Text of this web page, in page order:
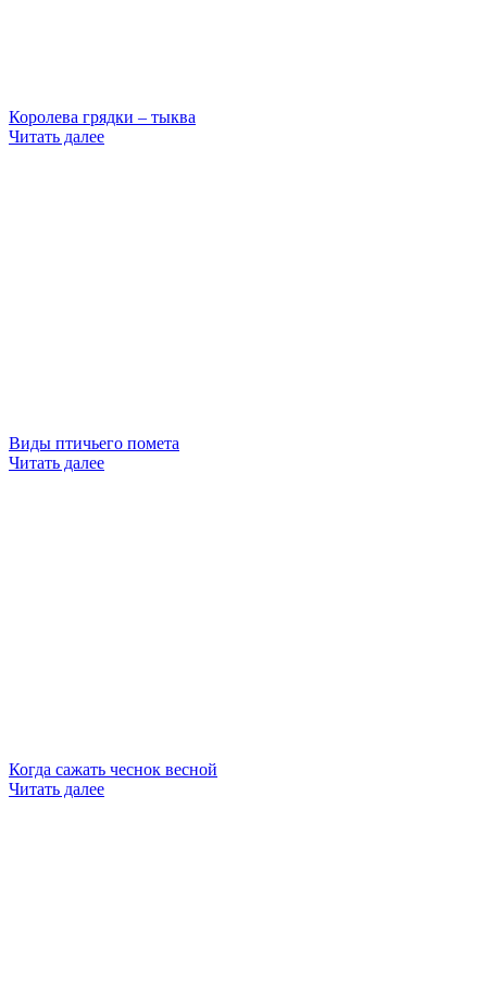
Королева грядки – тыква
Читать далее
Виды птичьего помета
Читать далее
Когда сажать чеснок весной
Читать далее